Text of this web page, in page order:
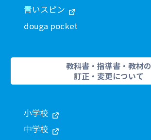
青いスピン
douga pocket
教科書・指導書・教材の
訂正・変更について
小学校
中学校